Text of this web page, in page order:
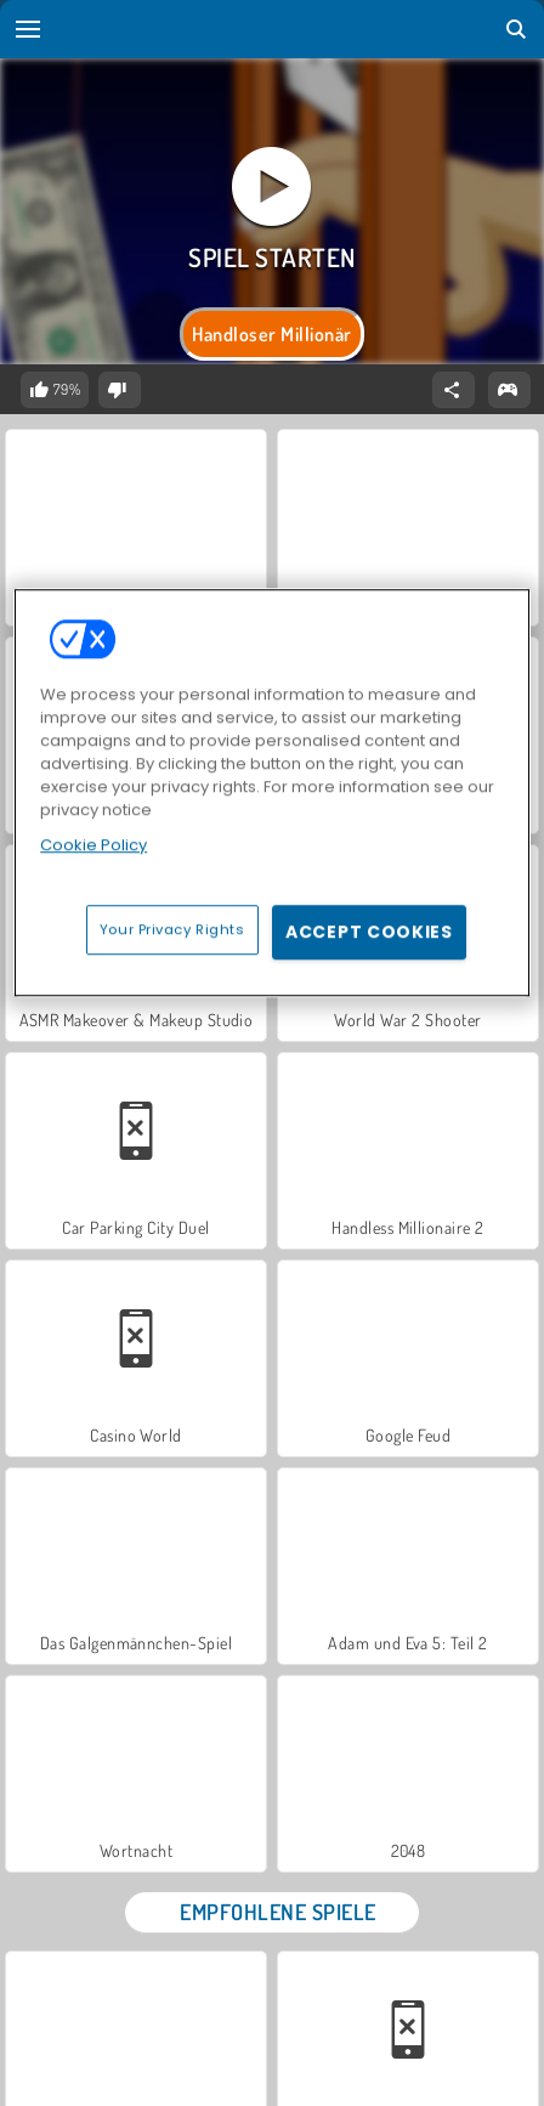
Handloser Millionär
79%
Let's Fish!
ASMR Makeover & Makeup Studio World War 2 Shooter
Car Parking City Duel Handless Millionaire 2
Casino World Google Feud
Das Galgenmännchen-Spiel Adam und Eva 5: Teil 2
Wortnacht 2048
EMPFOHLENE SPIELE
We process your personal information to measure and
improve our sites and service, to assist our marketing
campaigns and to provide personalised content and
advertising. By clicking the button on the right, you can
exercise your privacy rights. For more information see our
privacy notice
Cookie Policy
Your Privacy Rights ACCEPT COOKIES